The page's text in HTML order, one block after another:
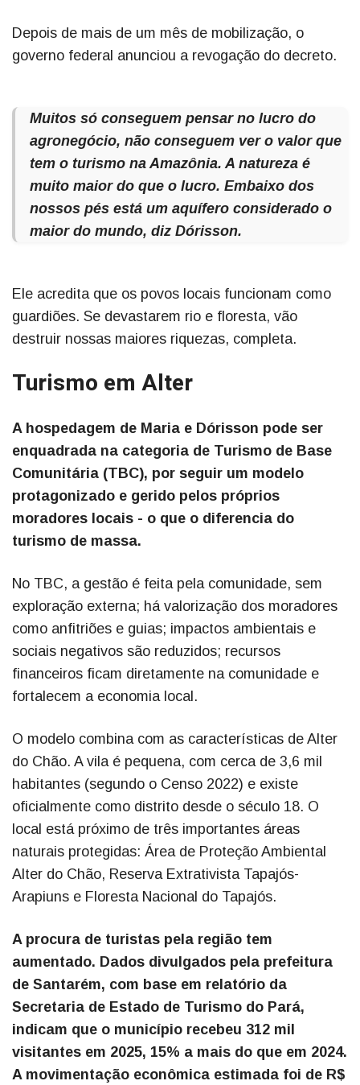
Depois de mais de um mês de mobilização, o
governo federal anunciou a revogação do decreto.
Muitos só conseguem pensar no lucro do
agronegócio, não conseguem ver o valor que
tem o turismo na Amazônia. A natureza é
muito maior do que o lucro. Embaixo dos
nossos pés está um aquífero considerado o
maior do mundo, diz Dórisson.
Ele acredita que os povos locais funcionam como
guardiões. Se devastarem rio e floresta, vão
destruir nossas maiores riquezas, completa.
Turismo em Alter
A hospedagem de Maria e Dórisson pode ser
enquadrada na categoria de Turismo de Base
Comunitária (TBC), por seguir um modelo
protagonizado e gerido pelos próprios
moradores locais - o que o diferencia do
turismo de massa.
No TBC, a gestão é feita pela comunidade, sem
exploração externa; há valorização dos moradores
como anfitriões e guias; impactos ambientais e
sociais negativos são reduzidos; recursos
financeiros ficam diretamente na comunidade e
fortalecem a economia local.
O modelo combina com as características de Alter
do Chão. A vila é pequena, com cerca de 3,6 mil
habitantes (segundo o Censo 2022) e existe
oficialmente como distrito desde o século 18. O
local está próximo de três importantes áreas
naturais protegidas: Área de Proteção Ambiental
Alter do Chão, Reserva Extrativista Tapajós-
Arapiuns e Floresta Nacional do Tapajós.
A procura de turistas pela região tem
aumentado. Dados divulgados pela prefeitura
de Santarém, com base em relatório da
Secretaria de Estado de Turismo do Pará,
indicam que o município recebeu 312 mil
visitantes em 2025, 15% a mais do que em 2024.
A movimentação econômica estimada foi de R$